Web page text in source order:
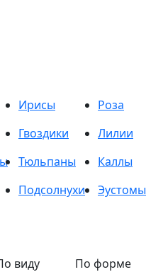
Ирисы
Роза
Гвоздики
Лилии
Тюльпаны
Каллы
Подсолнухи
Эустомы
виду
По форме